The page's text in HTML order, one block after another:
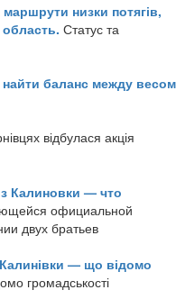
низки потягів,
область. Статус та
баланс между весом
відбулася акція
Калиновки — что
официальной
двух братьев
— що відомо
громадськості